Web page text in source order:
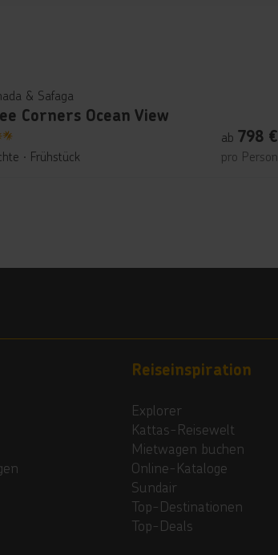
& Safaga
Corners Ocean View
∙ Frühstück
ab 798 €
pro Person
Reiseinspiration
Explorer
Kattas-Reisewelt
Mietwagen buchen
Online-Kataloge
Sundair
Top-Destinationen
Top-Deals